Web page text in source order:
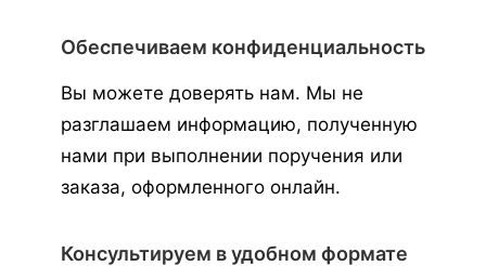
Обеспечиваем конфиденциальность
Вы можете доверять нам. Мы не
разглашаем информацию, полученную
нами при выполнении поручения или
заказа, оформленного онлайн.
Консультируем в удобном формате